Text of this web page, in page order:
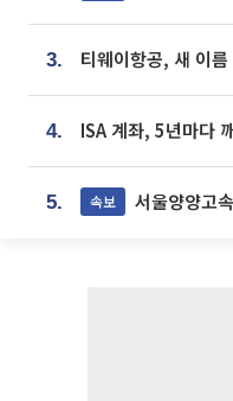
3.
4. ISA 계좌, 5년마다
5. 속보 서울양양고